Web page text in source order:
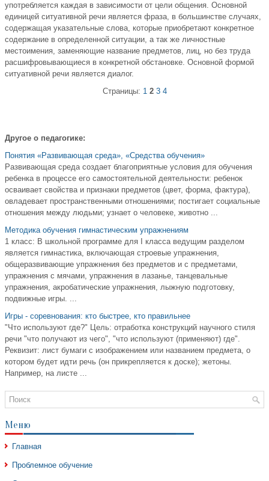
употребляется каждая в зависимости от цели общения. Основной
единицей ситуативной речи является фраза, в большинстве случаях,
содержащая указательные слова, которые приобретают конкретное
содержание в определенной ситуации, а так же личностные
местоимения, заменяющие название предметов, лиц, но без труда
расшифровывающиеся в конкретной обстановке. Основной формой
ситуативной речи является диалог.
Страницы: 1 2 3 4
Другое о педагогике:
Понятия «Развивающая среда», «Средства обучения»
Развивающая среда создает благоприятные условия для обучения
ребенка в процессе его самостоятельной деятельности: ребенок
осваивает свойства и признаки предметов (цвет, форма, фактура),
овладевает пространственными отношениями; постигает социальные
отношения между людьми; узнает о человеке, животно ...
Методика обучения гимнастическим упражнениям
1 класс: В школьной программе для I класса ведущим разделом
является гимнастика, включающая строевые упражнения,
общеразвивающие упражнения без предметов и с предметами,
упражнения с мячами, упражнения в лазанье, танцевальные
упражнения, акробатические упражнения, лыжную подготовку,
подвижные игры. ...
Игры - соревнования: кто быстрее, кто правильнее
"Что используют где?" Цель: отработка конструкций научного стиля
речи "что получают из чего", "что используют (применяют) где".
Реквизит: лист бумаги с изображением или названием предмета, о
котором будет идти речь (он прикрепляется к доске); жетоны.
Например, на листе ...
Меню
Главная
Проблемное обучение